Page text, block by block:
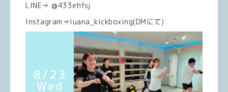
LINE⇒ @433ehfsj
Instagram⇒luana_kickboxing(DMにて)